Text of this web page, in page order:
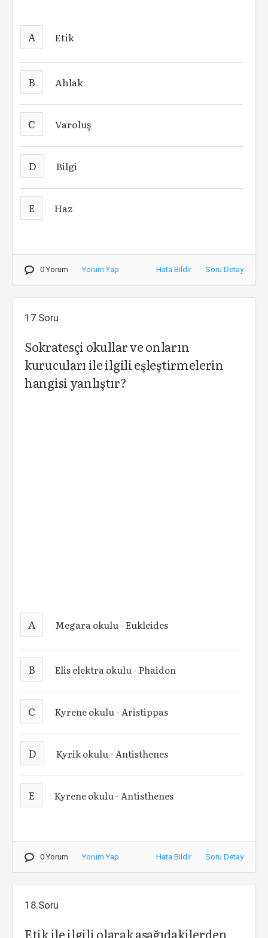
A Etik
B Ahlak
C Varoluş
D Bilgi
E Haz
0 Yorum Yorum Yap Hata Bildir Soru Detay
17.Soru
Sokratesçi okullar ve onların
kurucuları ile ilgili eşleştirmelerin
hangisi yanlıştır?
A Megara okulu - Eukleides
B Elis elektra okulu - Phaidon
C Kyrene okulu - Aristippas
D Kyrik okulu - Antisthenes
E Kyrene okulu - Antisthenes
0 Yorum Yorum Yap Hata Bildir Soru Detay
18.Soru
Etik ile ilgili olarak aşağıdakilerden